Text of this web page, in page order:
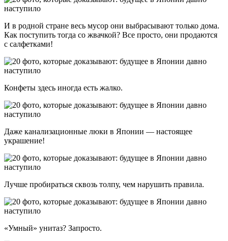
И в родной стране весь мусор они выбрасывают только дома.
Как поступить тогда со жвачкой? Все просто, они продаются
с салфетками!
Конфеты здесь иногда есть жалко.
Даже канализационные люки в Японии — настоящее
украшение!
Лучше пробираться сквозь толпу, чем нарушить правила.
«Умный» унитаз? Запросто.